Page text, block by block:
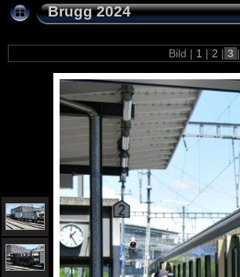
Brugg 2024
Bild | 1 | 2 | 3 |